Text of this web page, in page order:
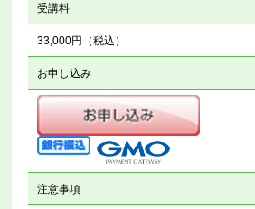
受講料
33,000円（税込）
お申し込み
注意事項